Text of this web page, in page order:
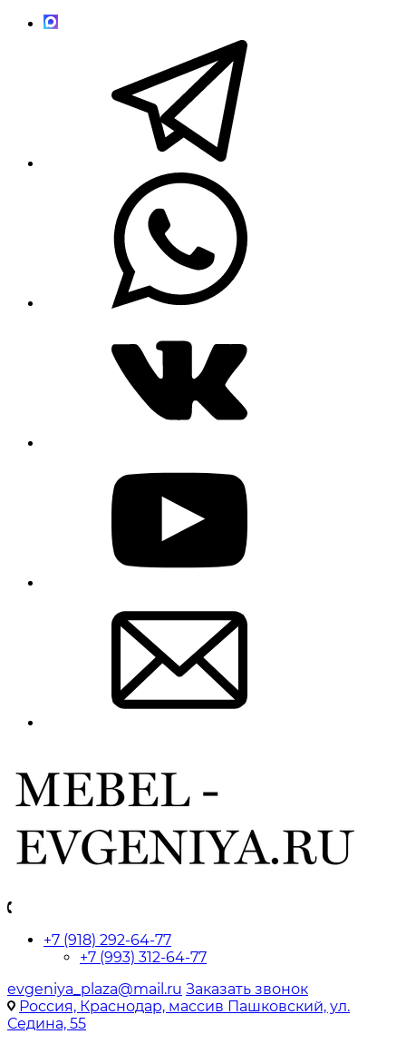
+7 (918) 292-64-77
+7 (993) 312-64-77
evgeniya_plaza@mail.ru Заказать звонок
Россия, Краснодар, массив Пашковский, ул.
Седина, 55